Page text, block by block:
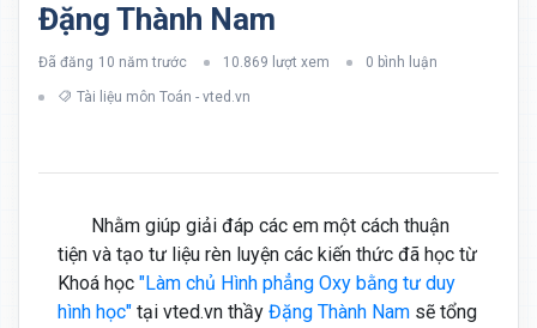
Đặng Thành Nam
Đã đăng 10 năm trước 10.869 lượt xem 0 bình luận
Tài liệu môn Toán - vted.vn
Nhằm giúp giải đáp các em một cách thuận
tiện và tạo tư liệu rèn luyện các kiến thức đã học từ
Khoá học "Làm chủ Hình phẳng Oxy bằng tư duy
hình học" tại vted.vn thầy Đặng Thành Nam sẽ tổng